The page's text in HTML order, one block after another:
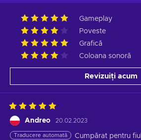
Gameplay
Poveste
Grafică
Coloana sonoră
Revizuiți acum
Andreo 20.02.2023
Traducere automată
Cumpărat pentru